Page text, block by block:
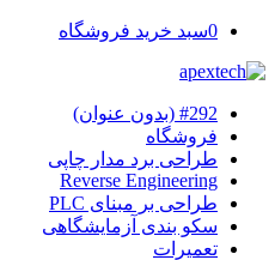
0سبد خرید فروشگاه
#292 (بدون عنوان)
فروشگاه
طراحی برد مدار چاپی
Reverse Engineering
طراحی بر مبنای PLC
سکو بندی آزمایشگاهی
تعمیرات